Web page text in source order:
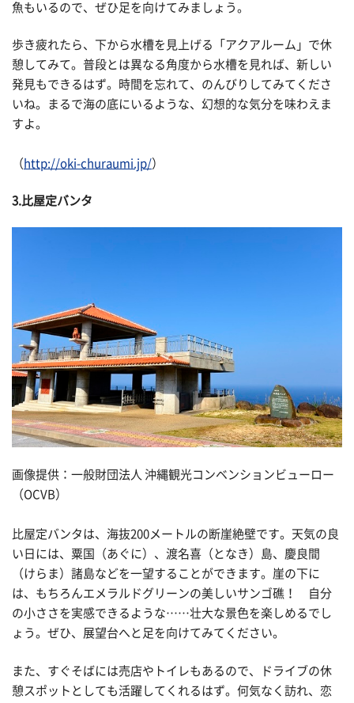
魚もいるので、ぜひ足を向けてみましょう。
歩き疲れたら、下から水槽を見上げる「アクアルーム」で休
憩してみて。普段とは異なる角度から水槽を見れば、新しい
発見もできるはず。時間を忘れて、のんびりしてみてくださ
いね。まるで海の底にいるような、幻想的な気分を味わえま
すよ。
（ http://oki-churaumi.jp/）
3.比屋定バンタ
画像提供：一般財団法人 沖縄観光コンベンションビューロー
（OCVB）
比屋定バンタは、海抜200メートルの断崖絶壁です。天気の良
い日には、粟国（あぐに）、渡名喜（となき）島、慶良間
（けらま）諸島などを一望することができます。崖の下に
は、もちろんエメラルドグリーンの美しいサンゴ礁！ 自分
の小ささを実感できるような……壮大な景色を楽しめるでし
ょう。ぜひ、展望台へと足を向けてみてください。
また、すぐそばには売店やトイレもあるので、ドライブの休
憩スポットとしても活躍してくれるはず。何気なく訪れ、恋